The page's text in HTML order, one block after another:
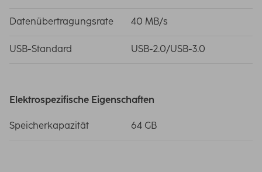
Datenübertragungsrate 40 MB/s
USB-Standard USB-2.0/USB-3.0
Elektrospezifische Eigenschaften
Speicherkapazität 64 GB